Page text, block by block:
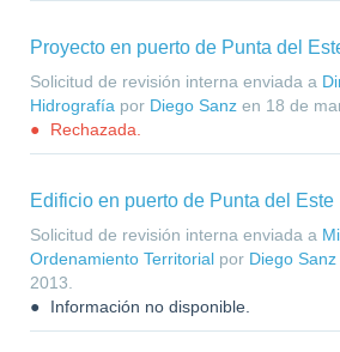
Proyecto en puerto de Punta del
Solicitud de revisión interna enviada a
Hidrografía por Diego Sanz en 18 de
Rechazada.
Edificio en puerto de Punta del Este
Solicitud de revisión interna enviada a
Ordenamiento Territorial por Diego Sanz
2013
Información no disponible.